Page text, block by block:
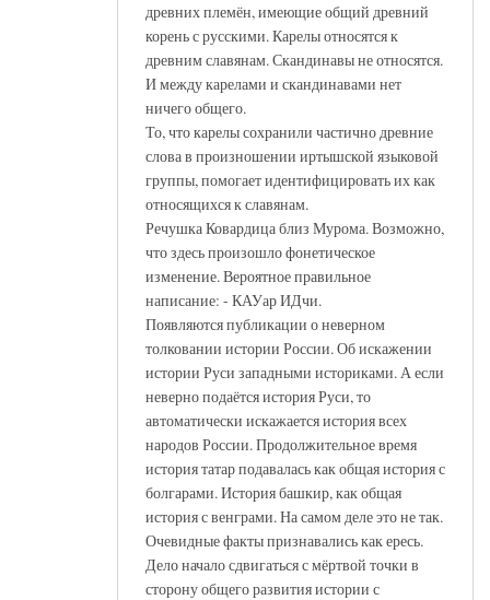
древних племён, имеющие общий древний
корень с русскими. Карелы относятся к
древним славянам. Скандинавы не относятся.
И между карелами и скандинавами нет
ничего общего.
То, что карелы сохранили частично древние
слова в произношении иртышской языковой
группы, помогает идентифицировать их как
относящихся к славянам.
Речушка Ковардица близ Мурома. Возможно,
что здесь произошло фонетическое
изменение. Вероятное правильное
написание: - КАУар ИДчи.
Появляются публикации о неверном
толковании истории России. Об искажении
истории Руси западными историками. А если
неверно подаётся история Руси, то
автоматически искажается история всех
народов России. Продолжительное время
история татар подавалась как общая история с
болгарами. История башкир, как общая
история с венграми. На самом деле это не так.
Очевидные факты признавались как ересь.
Дело начало сдвигаться с мёртвой точки в
сторону общего развития истории с